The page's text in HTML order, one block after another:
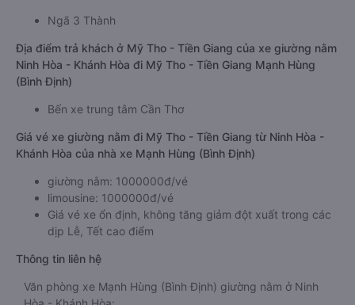
Ngã 3 Thành
Địa điểm trả khách ở Mỹ Tho - Tiền Giang của xe giường nằm
Ninh Hòa - Khánh Hòa đi Mỹ Tho - Tiền Giang Mạnh Hùng
(Bình Định)
Bến xe trung tâm Cần Thơ
Giá vé xe giường nằm đi Mỹ Tho - Tiền Giang từ Ninh Hòa -
Khánh Hòa của nhà xe Mạnh Hùng (Bình Định)
giường nằm: 1000000đ/vé
limousine: 1000000đ/vé
Giá vé xe ổn định, không tăng giảm đột xuất trong các
dịp Lễ, Tết cao điểm
Thông tin liên hệ
Văn phòng xe Mạnh Hùng (Bình Định) giường nằm ở Ninh